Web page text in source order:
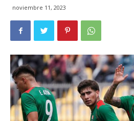
noviembre 11, 2023